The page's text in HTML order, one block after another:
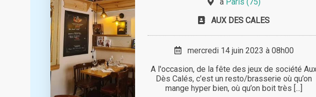
AUX DES CALES
mercredi 14 juin 2023 à 08h00
A l'occasion, de la fête des jeux de société
Dès Calés, c’est un resto/brasserie où qu’on
mange hyper bien, où qu’on boit très [...]